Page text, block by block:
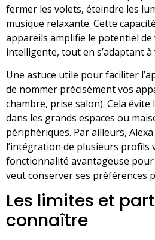
fermer les volets, éteindre les
musique relaxante. Cette
appareils amplifie le potentiel
intelligente, tout en s’adaptant à
Une astuce utile pour faciliter
de nommer précisément vos
chambre, prise salon). Cela
dans les grands espaces ou
périphériques. Par ailleurs,
l’intégration de plusieurs profils
fonctionnalité avantageuse
veut conserver ses préférences
Les limites et
connaître